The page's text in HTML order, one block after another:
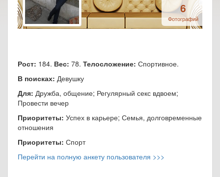
6
Фотографий
Рост: 184. Вес: 78. Телосложение: Спортивное.
В поисках: Девушку
Для: Дружба, общение; Регулярный секс вдвоем;
Провести вечер
Приоритеты: Успех в карьере; Семья, долговременные
отношения
Приоритеты: Спорт
Перейти на полную анкету пользователя >>>